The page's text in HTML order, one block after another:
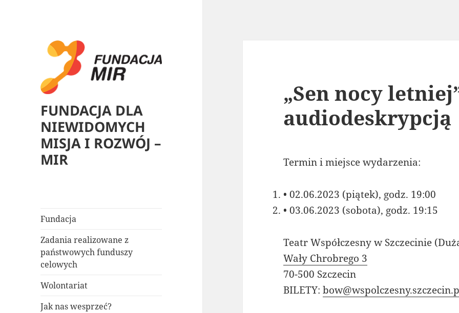
FUNDACJA DLA
NIEWIDOMYCH
MISJA I ROZWÓJ –
MIR
Fundacja
Zadania realizowane z
państwowych funduszy
celowych
Wolontariat
Jak nas wesprzeć?
„Sen nocy
audiodeskrypcją
Termin i miejsce wydarzenia:
• 02.06.2023 (piątek), godz. 19:00
• 03.06.2023 (sobota), godz. 19:15
Teatr Współczesny w Szczecinie
Wały Chrobrego 3
70-500 Szczecin
BILETY: